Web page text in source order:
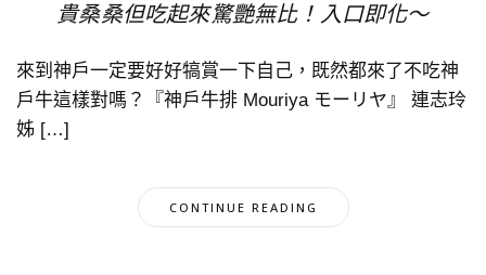
貴桑桑但吃起來驚艷無比！入口即化～
來到神戶一定要好好犒賞一下自己，既然都來了不吃神
戶牛這樣對嗎？『神戶牛排 Mouriya モーリヤ』 連志玲
姊 […]
CONTINUE READING